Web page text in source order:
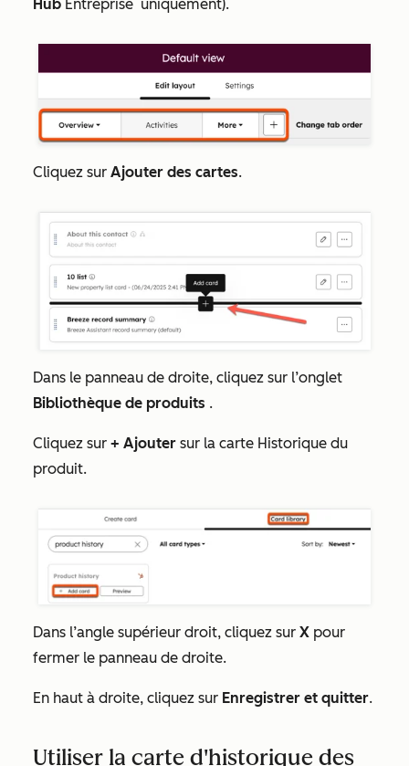
Hub Entreprise uniquement).
Cliquez sur Ajouter des cartes.
Dans le panneau de droite, cliquez sur l’onglet
Bibliothèque de produits .
Cliquez sur + Ajouter sur la carte Historique du
produit.
Dans l’angle supérieur droit, cliquez sur X pour
fermer le panneau de droite.
En haut à droite, cliquez sur Enregistrer et quitter.
Utiliser la carte d'historique des